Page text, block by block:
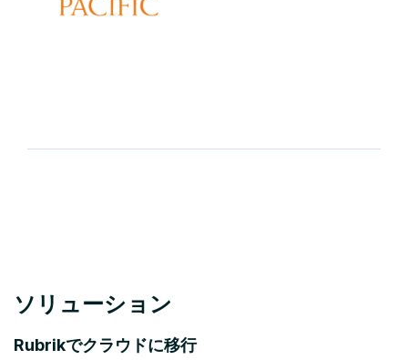
ソリューション
Rubrikでクラウドに移行